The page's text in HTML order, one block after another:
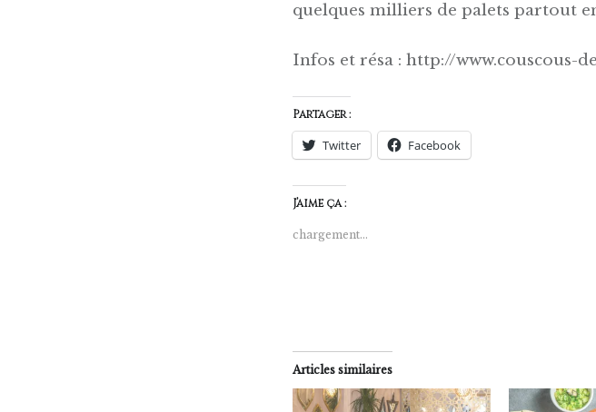
quelques milliers de palets partout
Infos et résa : http://www.couscous-
Partager :
Twitter Facebook
J’aime ça :
chargement…
Articles similaires